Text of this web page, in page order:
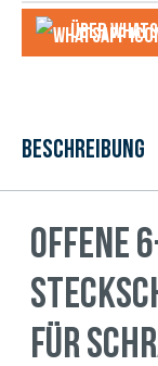
Über
Beschreibung
Offene
für